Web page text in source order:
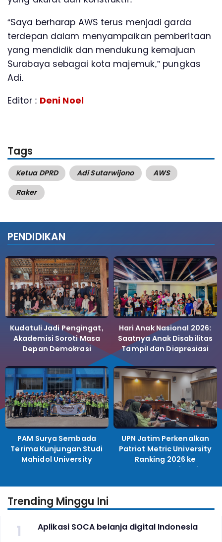
“Saya berharap AWS terus menjadi garda
terdepan dalam menyampaikan pemberitaan
yang mendidik dan mendukung kemajuan
Surabaya sebagai kota majemuk,” pungkas
Adi.
Editor : Deni Noel
Tags
Ketua DPRD Adi Sutarwijono
AWS
Raker
PENDIDIKAN
Kudatuli Jadi Pengingat,
Akademisi Soroti Masa
Depan Demokrasi
Indonesia
Hari Anak Nasional 2026:
Saatnya Anak Disabilitas
Tampil dan Diapresiasi
PAM Surya Sembada
Terima Kunjungan Studi
Mahidol University
UPN Jatim Perkenalkan
Patriot Metric University
Ranking 2026 ke
Perguruan Tinggi
Trending Minggu Ini
1 Aplikasi SOCA belanja digital Indonesia